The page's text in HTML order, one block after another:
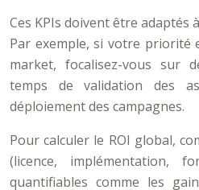
Ces KPIs doivent être adaptés
Par exemple, si votre priorité
market, focalisez-vous sur
temps de validation des
déploiement des campagnes.
Pour calculer le ROI global,
(licence, implémentation,
quantifiables comme les